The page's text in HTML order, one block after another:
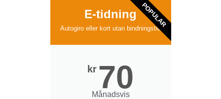
E-tidning
Autogiro eller kort utan bindningstid
kr 70
Månadsvis
POPULAR